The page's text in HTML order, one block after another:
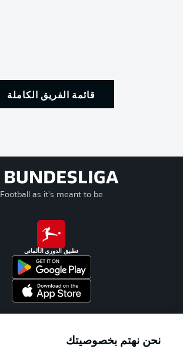
قائمة الفريق الكاملة
Football as it's meant to be
تطبيق الدوري الألماني
نحن نهتم بخصوصيتك